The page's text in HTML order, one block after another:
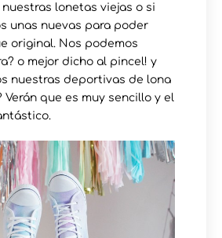
lonetas viejas o si
unas nuevas para poder
original. Nos podemos
o mejor dicho al pincel! y
nuestras deportivas de lona
Verán que es muy sencillo y el